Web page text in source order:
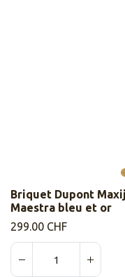
Briquet Dupont
Maestra bleu et or
299.00 CHF